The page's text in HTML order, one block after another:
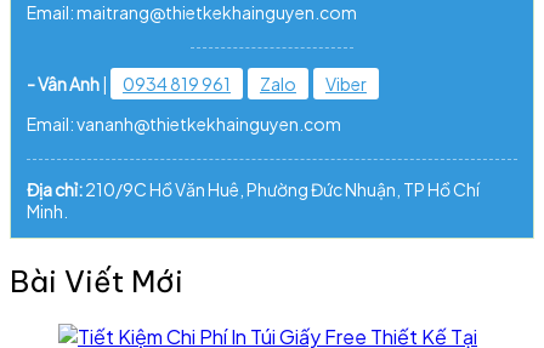
Email: maitrang@thietkekhainguyen.com
- Vân Anh| 0934 819 961 Zalo
Viber
Email: vananh@thietkekhainguyen.com
Địa chỉ:210/9C Hồ Văn Huê, Phường Đức Nhuận, TP Hồ Chí
Minh.
Bài Viết Mới